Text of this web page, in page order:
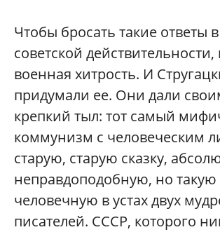
Чтобы бросать такие ответы
советской
военная хитрость. И
придумали ее. Они дали
крепкий тыл: тот самый
коммунизм с человеческим
старую, старую сказку,
неправдоподобную, но такую
человечную в устах двух
писателей. СССР, которого